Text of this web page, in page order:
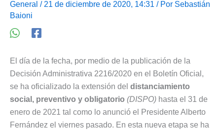
General / 21 de diciembre de 2020, 14:31 / Por Sebastián
Baioni
El día de la fecha, por medio de la publicación de la
Decisión Administrativa 2216/2020 en el Boletín Oficial,
se ha oficializado la extensión del distanciamiento
social, preventivo y obligatorio (DISPO) hasta el 31 de
enero de 2021 tal como lo anunció el Presidente Alberto
Fernández el viernes pasado. En esta nueva etapa se ha